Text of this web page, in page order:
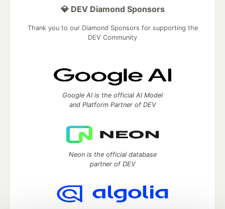
💎 DEV Diamond Sponsors
Thank you to our Diamond Sponsors for supporting the
DEV Community
Google AI is the official AI Model
and Platform Partner of DEV
Neon is the official database
partner of DEV